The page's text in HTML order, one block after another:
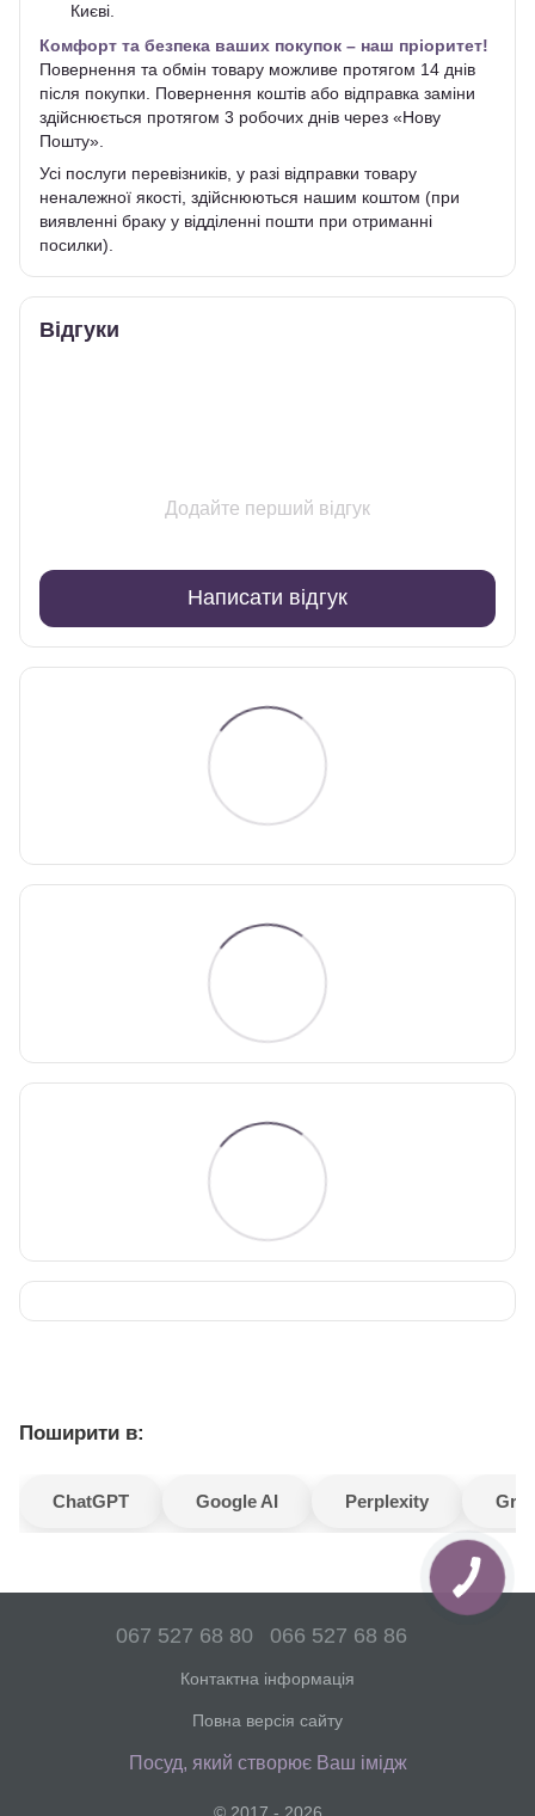
Києві.
Комфорт та безпека ваших покупок – наш пріоритет!
Повернення та обмін товару можливе протягом 14 днів
після покупки. Повернення коштів або відправка заміни
здійснюється протягом 3 робочих днів через «Нову
Пошту».
Усі послуги перевізників, у разі відправки товару
неналежної якості, здійснюються нашим коштом (при
виявленні браку у відділенні пошти при отриманні
посилки).
Відгуки
Додайте перший відгук
Написати відгук
Поширити в:
ChatGPT Google AI Perplexity
067 527 68 80 066 527 68 86
Контактна інформація
Повна версія сайту
Посуд, який створює Ваш імідж
© 2017 - 2026